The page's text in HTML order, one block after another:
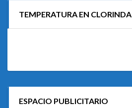
TEMPERATURA EN CLORINDA
ESPACIO PUBLICITARIO